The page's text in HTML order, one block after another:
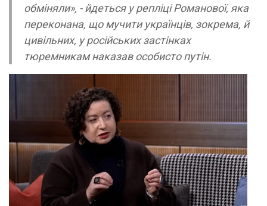
обміняли», - йдеться у репліці Романової, яка
переконана, що мучити українців, зокрема, й
цивільних, у російських застінках
тюремникам наказав особисто путін.